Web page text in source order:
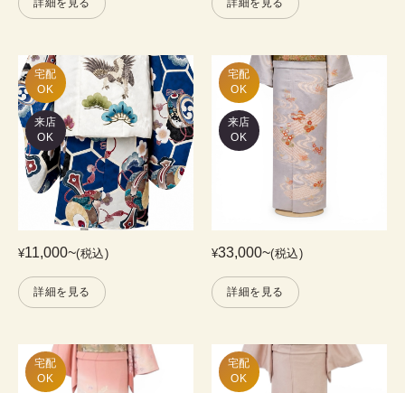
詳細を見る 詳細を見る
宅配
OK
来店
OK
¥11,000~(税込)
詳細を見る
宅配
OK
来店
OK
¥33,000~(税込)
詳細を見る
宅配
OK
宅配
OK